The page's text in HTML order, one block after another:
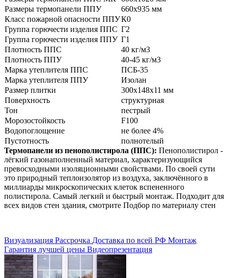
Размеры термопанели ППУ
660x935 мм
Класс пожарной опасности ППУК0
Группа горючести изделия ППС Г2
Группа горючести изделия ППУ Г1
Плотность ППС
40 кг/м3
Плотность ППУ
40-45 кг/м3
Марка утеплителя ППС
ПСБ-35
Марка утеплителя ППУ
Изолан
Размер плитки
300x148x11 мм
Поверхность
структурная
Тон
пестрый
Морозостойкость
F100
Водопоглощение
не более 4%
Пустотность
полнотелый
Термопанели из пенополистирола (ППС): Пенополистирол -
лёгкий газонаполненный материал, характеризующийся
превосходными изоляционными свойствами. По своей сути
это природный теплоизолятор из воздуха, заключённого в
миллиарды микроскопических клеток вспененного
полистирола. Самый легкий и быстрый монтаж. Подходит для
всех видов стен здания, смотрите Подбор по материалу стен
Визуализация Рассрочка Доставка по всей РФ Монтаж
Гарантия лучшей цены Видеопрезентация